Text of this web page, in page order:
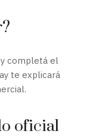
y completá el
te explicará
oficial